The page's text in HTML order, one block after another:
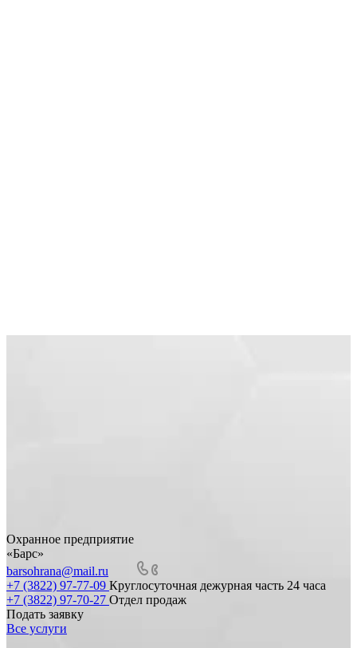
Охранное предприятие
«Барс»
barsohrana@mail.ru
+7 (3822) 97-77-09 Круглосуточная дежурная часть 24 часа
+7 (3822) 97-70-27 Отдел продаж
Подать заявку
Все услуги